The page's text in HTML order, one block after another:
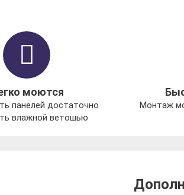
моются
панелей достаточно
влажной ветошью
Монтаж